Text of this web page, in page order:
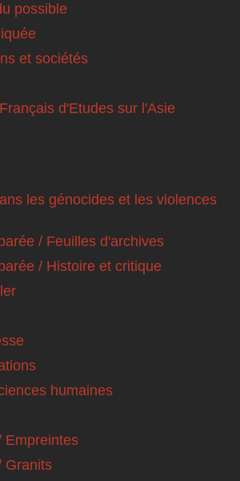
possible
et sociétés
d'Etudes sur l'Asie
les génocides et les violences
/ Feuilles d'archives
/ Histoire et critique
humaines
Empreintes
Granits